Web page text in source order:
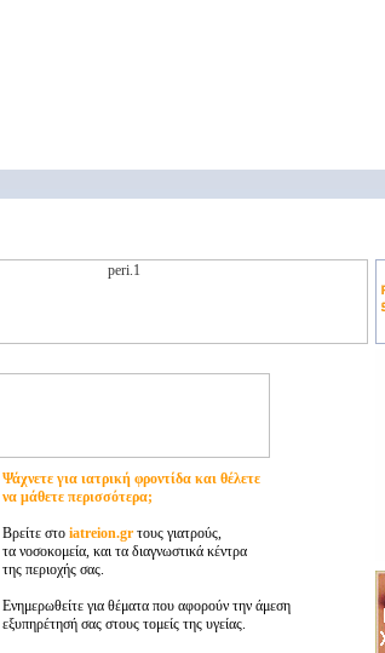
Ψάχνετε για ιατρική φροντίδα και θέλετε
να μάθετε περισσότερα;
Βρείτε στο iatreion.gr τους γιατρούς,
τα νοσοκομεία, και τα διαγνωστικά κέντρα
της περιοχής σας.
Ενημερωθείτε για θέματα που αφορούν την άμεση
εξυπηρέτησή σας στους τομείς της υγείας.